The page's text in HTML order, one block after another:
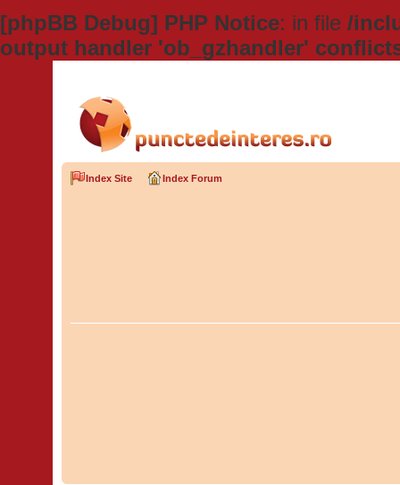
[phpBB Debug] PHP Notice: in file /
output handler 'ob_gzhandler'
Index Site Index Forum